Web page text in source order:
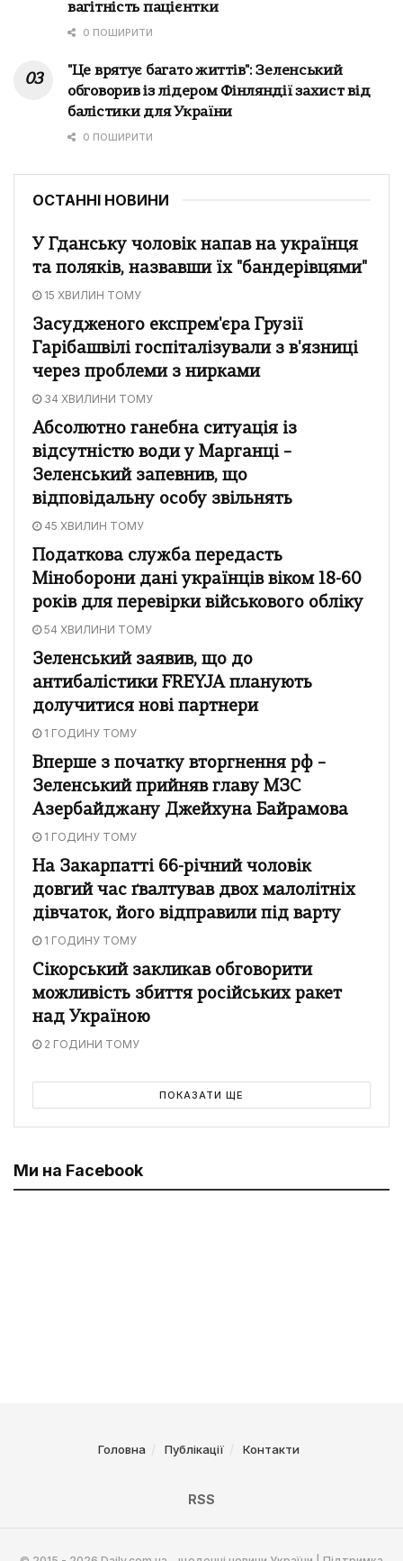
вагітність пацієнтки
0 ПОШИРИТИ
"Це врятує багато життів": Зеленський
обговорив із лідером Фінляндії захист від
балістики для України
0 ПОШИРИТИ
ОСТАННІ НОВИНИ
У Гданську чоловік напав на українця
та поляків, назвавши їх "бандерівцями"
15 ХВИЛИН ТОМУ
Засудженого експрем'єра Грузії
Гарібашвілі госпіталізували з в'язниці
через проблеми з нирками
34 ХВИЛИНИ ТОМУ
Абсолютно ганебна ситуація із
відсутністю води у Марганці –
Зеленський запевнив, що
відповідальну особу звільнять
45 ХВИЛИН ТОМУ
Податкова служба передасть
Міноборони дані українців віком 18-60
років для перевірки військового обліку
54 ХВИЛИНИ ТОМУ
Зеленський заявив, що до
антибалістики FREYJA планують
долучитися нові партнери
1 ГОДИНУ ТОМУ
Вперше з початку вторгнення рф –
Зеленський прийняв главу МЗС
Азербайджану Джейхуна Байрамова
1 ГОДИНУ ТОМУ
На Закарпатті 66-річний чоловік
довгий час ґвалтував двох малолітніх
дівчаток, його відправили під варту
1 ГОДИНУ ТОМУ
Сікорський закликав обговорити
можливість збиття російських ракет
над Україною
2 ГОДИНИ ТОМУ
ПОКАЗАТИ ЩЕ
Ми на Facebook
Головна Публікації Контакти
RSS